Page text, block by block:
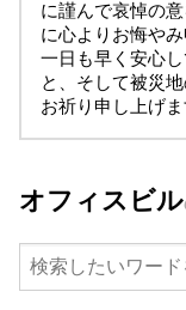
に謹んで哀悼の
に心よりお悔や
一日も早く安心
と、そして被災
お祈り申し上げま
オフィスビル